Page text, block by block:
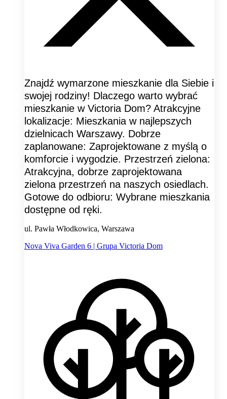
Znajdź wymarzone mieszkanie dla Siebie i
swojej rodziny! Dlaczego warto wybrać
mieszkanie w Victoria Dom? Atrakcyjne
lokalizacje: Mieszkania w najlepszych
dzielnicach Warszawy. Dobrze
zaplanowane: Zaprojektowane z myślą o
komforcie i wygodzie. Przestrzeń zielona:
Atrakcyjna, dobrze zaprojektowana
zielona przestrzeń na naszych osiedlach.
Gotowe do odbioru: Wybrane mieszkania
dostępne od ręki.
ul. Pawła Włodkowica, Warszawa
Nova Viva Garden 6 | Grupa Victoria Dom